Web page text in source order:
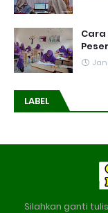
Cara
LABEL
Silahkan ganti